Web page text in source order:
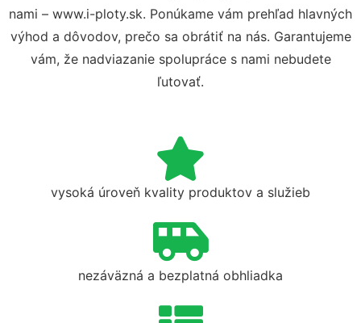
nami – www.i-ploty.sk. Ponúkame vám prehľad hlavných
výhod a dôvodov, prečo sa obrátiť na nás. Garantujeme
vám, že nadviazanie spolupráce s nami nebudete
ľutovať.
vysoká úroveň kvality produktov a služieb
nezáväzná a bezplatná obhliadka